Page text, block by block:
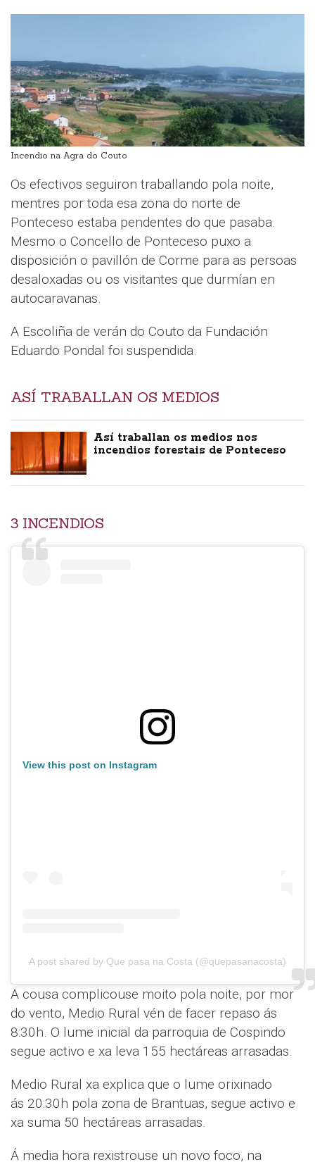
Incendio na Agra do Couto
Os efectivos seguiron traballando pola noite,
mentres por toda esa zona do norte de
Ponteceso estaba pendentes do que pasaba.
Mesmo o Concello de Ponteceso puxo a
disposición o pavillón de Corme para as persoas
desaloxadas ou os visitantes que durmían en
autocaravanas.
A Escoliña de verán do Couto da Fundación
Eduardo Pondal foi suspendida.
ASÍ TRABALLAN OS MEDIOS
Así traballan os medios nos
incendios forestais de Ponteceso
3 INCENDIOS
View this post on Instagram
A post shared by Que pasa na Costa (@quepasanacosta)
A cousa complicouse moito pola noite, por mor
do vento, Medio Rural vén de facer repaso ás
8:30h. O lume inicial da parroquia de Cospindo
segue activo e xa leva 155 hectáreas arrasadas.
Medio Rural xa explica que o lume orixinado
ás 20:30h pola zona de Brantuas, segue activo e
xa suma 50 hectáreas arrasadas.
Á media hora rexistrouse un novo foco, na